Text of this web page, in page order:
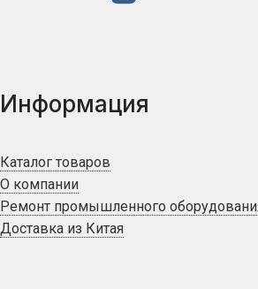
Информация
Каталог товаров
О компании
Ремонт промышленного
Доставка из Китая